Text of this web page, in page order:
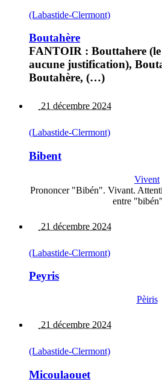
(Labastide-Clermont)
Boutahère
FANTOIR : Bouttahere
aucune justification),
Boutahère, (…)
21 décembre 2024
(Labastide-Clermont)
Bibent
Vivent
Prononcer "Bibén". Vivant.
entre
21 décembre 2024
(Labastide-Clermont)
Peyris
Pèiris
21 décembre 2024
(Labastide-Clermont)
Micoulaouet